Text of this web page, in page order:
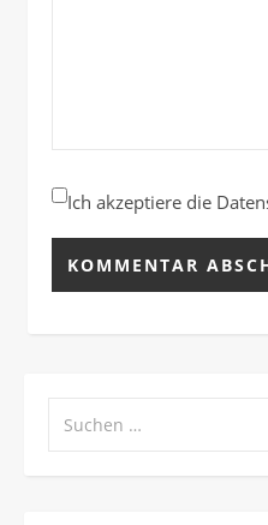
Ich akzeptiere die